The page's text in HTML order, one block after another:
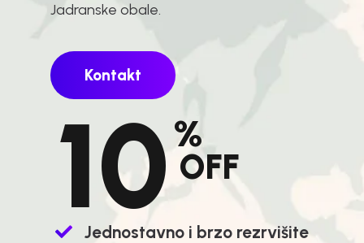
Jadranske obale.
Kontakt
10 %
OFF
Jednostavno i brzo rezrvišite